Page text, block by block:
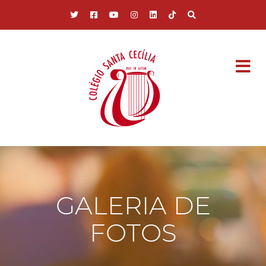
GALERIA DE
FOTOS